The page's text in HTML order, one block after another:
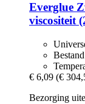
Everglue
viscositeit
€ 6,09 (€
Bezorging